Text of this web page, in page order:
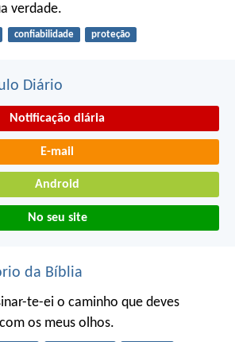
verdade.
confiabilidade proteção
Diário
Notificação diária
E-mail
Android
No seu site
da Bíblia
te-ei o caminho que deves
os meus olhos.